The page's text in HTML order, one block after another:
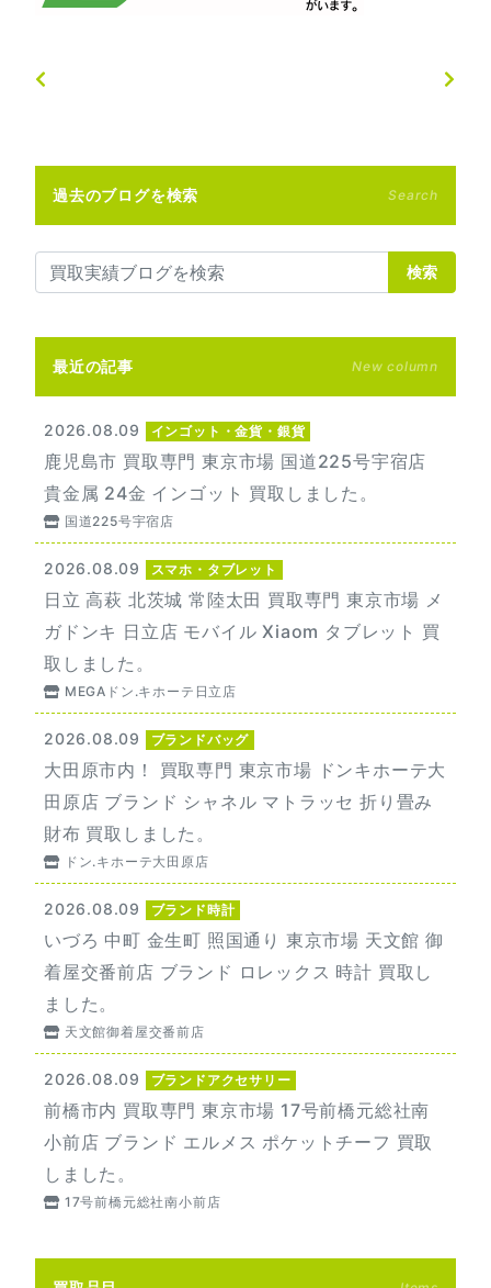
過去のブログを検索 Search
検索
最近の記事 New column
2026.08.09 インゴット・金貨・銀貨
鹿児島市 買取専門 東京市場 国道225号宇宿店
貴金属 24金 インゴット 買取しました。
国道225号宇宿店
2026.08.09 スマホ・タブレット
日立 高萩 北茨城 常陸太田 買取専門 東京市場 メ
ガドンキ 日立店 モバイル Xiaom タブレット 買
取しました。
MEGAドン.キホーテ日立店
2026.08.09 ブランドバッグ
大田原市内！ 買取専門 東京市場 ドンキホーテ大
田原店 ブランド シャネル マトラッセ 折り畳み
財布 買取しました。
ドン.キホーテ大田原店
2026.08.09 ブランド時計
いづろ 中町 金生町 照国通り 東京市場 天文館 御
着屋交番前店 ブランド ロレックス 時計 買取し
ました。
天文館御着屋交番前店
2026.08.09 ブランドアクセサリー
前橋市内 買取専門 東京市場 17号前橋元総社南
小前店 ブランド エルメス ポケットチーフ 買取
しました。
17号前橋元総社南小前店